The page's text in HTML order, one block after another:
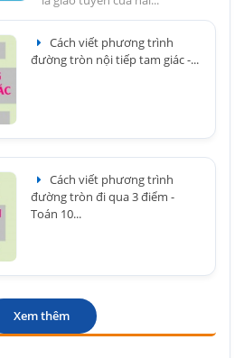
Cách viết phương trình
đường tròn nội tiếp tam giác -...
Cách viết phương trình
đường tròn đi qua 3 điểm -
Toán 10...
Xem thêm